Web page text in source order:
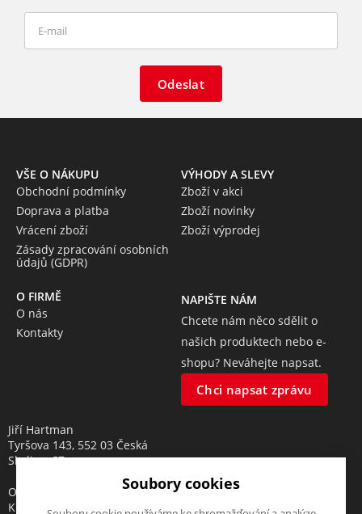
Odeslat
VŠE O NÁKUPU
Obchodní podmínky
Doprava a platba
Vrácení zboží
Zásady zpracování osobních
údajů (GDPR)
VÝHODY A SLEVY
Zboží v akci
Zboží novinky
Zboží výprodej
O FIRMĚ
O nás
Kontakty
NAPIŠTE NÁM
Chcete nám něco sdělit o
našich produktech nebo e-
shopu? Neváhejte napsat.
Chci napsat zprávu
Jiří Hartman
Tyršova 143, 552 03 Česká
Skalice, CZ
Obchodní rejstřík vedený u
Krajského soudu v Hradci
Soubory cookies